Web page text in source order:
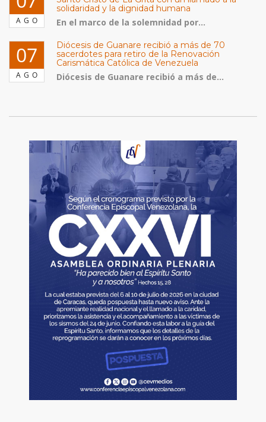
AGO
solidaridad y la dignidad humana
En el marco de la solemnidad por...
07
AGO
Diócesis de Guanare recibió a más de 70
sacerdotes para retiro de la Renovación
Carismática Católica de Venezuela
Diócesis de Guanare recibió a más de...